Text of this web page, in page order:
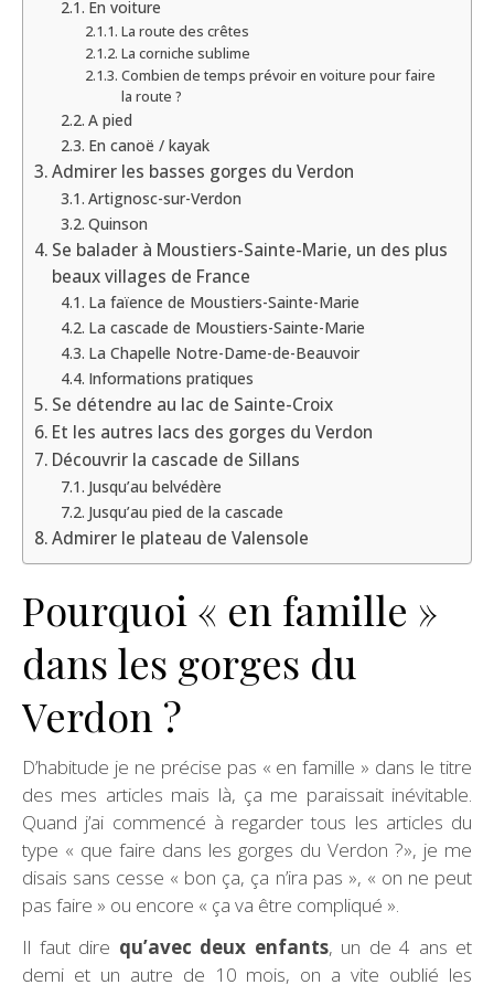
En voiture
La route des crêtes
La corniche sublime
Combien de temps prévoir en voiture pour faire
la route ?
A pied
En canoë / kayak
Admirer les basses gorges du Verdon
Artignosc-sur-Verdon
Quinson
Se balader à Moustiers-Sainte-Marie, un des plus
beaux villages de France
La faïence de Moustiers-Sainte-Marie
La cascade de Moustiers-Sainte-Marie
La Chapelle Notre-Dame-de-Beauvoir
Informations pratiques
Se détendre au lac de Sainte-Croix
Et les autres lacs des gorges du Verdon
Découvrir la cascade de Sillans
Jusqu’au belvédère
Jusqu’au pied de la cascade
Admirer le plateau de Valensole
Pourquoi « en famille »
dans les gorges du
Verdon ?
D’habitude je ne précise pas « en famille » dans le titre
des mes articles mais là, ça me paraissait inévitable.
Quand j’ai commencé à regarder tous les articles du
type « que faire dans les gorges du Verdon ?», je me
disais sans cesse « bon ça, ça n’ira pas », « on ne peut
pas faire » ou encore « ça va être compliqué ».
Il faut dire qu’avec deux enfants, un de 4 ans et
demi et un autre de 10 mois, on a vite oublié les